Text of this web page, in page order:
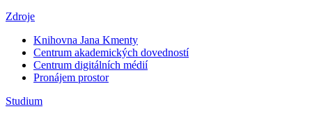
Zdroje
Knihovna Jana Kmenty
Centrum akademických dovedností
Centrum digitálních médií
Pronájem prostor
Studium